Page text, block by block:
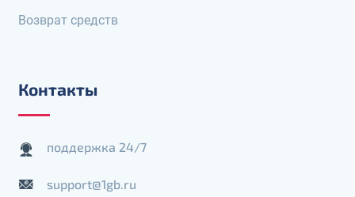
Возврат средств
Контакты
поддержка 24/7
support@1gb.ru